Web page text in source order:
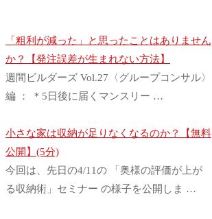
「粗利が減った」と思ったことはありません
か？【発注誤差が生まれない方法】
週間ビルダーズ Vol.27〈グループコンサル〉
編 ： ＊5日後に届くマンスリー …
小さな家は収納が足りなくなるのか？【無料
公開】(5分)
今回は、先日の4/11の 「奥様の評価が上が
る収納術」セミナー の様子を公開しま …